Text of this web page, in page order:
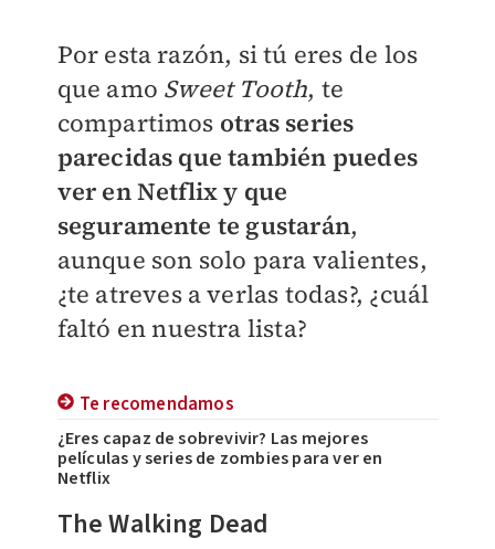
Por esta razón, si tú eres de los
que amo Sweet Tooth, te
compartimos otras series
parecidas que también puedes
ver en Netflix y que
seguramente te gustarán,
aunque son solo para valientes,
¿te atreves a verlas todas?, ¿cuál
faltó en nuestra lista?
Te recomendamos
¿Eres capaz de sobrevivir? Las mejores
películas y series de zombies para ver en
Netflix
The Walking Dead